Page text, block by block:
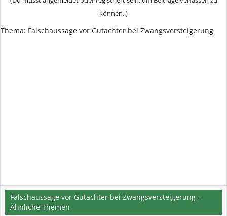
können. )
Thema: Falschaussage vor Gutachter bei Zwangsversteigerung
Falschaussage vor Gutachter bei Zwangsversteigerung -
Ähnliche Themen